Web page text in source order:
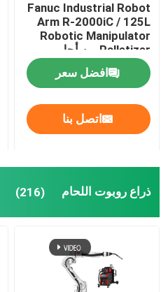
Fanuc Industrial Robot
Arm R-2000iC / 125L
Robotic Manipulator
Palletizer من أجل
منصات نقالة
افضل سعر
اتصل بنا
ذراع روبوت اللحام (216)